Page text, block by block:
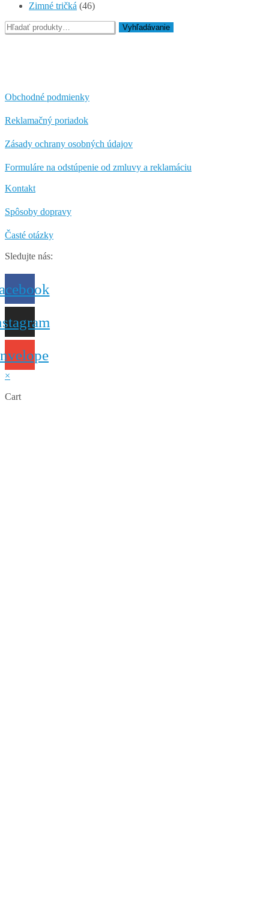
Zimné tričká (46)
Hľadať:
Vyhľadávanie
Obchodné podmienky
Reklamačný poriadok
Zásady ochrany osobných údajov
Formuláre na odstúpenie od zmluvy a reklamáciu
Kontakt
Spôsoby dopravy
Časté otázky
Sledujte nás:
×
Cart